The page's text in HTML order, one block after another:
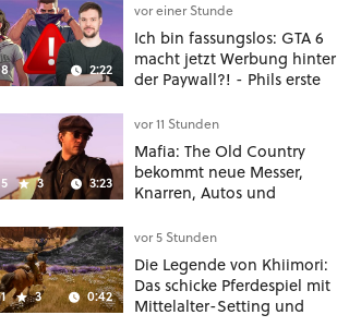
2:22
vor einer Stunde
Ich bin fassungslos: GTA 6
macht jetzt Werbung hinter
der Paywall?! - Phils erste
Deal
5 3 3:23
vor 11 Stunden
Mafia: The Old Country
bekommt neue Messer,
Knarren, Autos und
hat mehr dabei als nur
Story
3 0:42
vor 5 Stunden
Die Legende von Khiimori:
Das schicke Pferdespiel mit
Mittelalter-Setting und